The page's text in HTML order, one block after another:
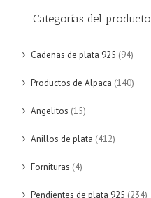
Categorías del producto
Cadenas de plata 925 (94)
Productos de Alpaca (140)
Angelitos (15)
Anillos de plata (412)
Fornituras (4)
Pendientes de plata 925 (234)